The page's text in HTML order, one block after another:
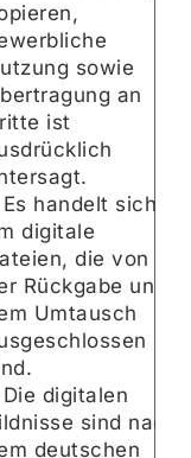
sowie
an
ist
Es handelt sich
digitale
die von
Rückgabe und
Umtausch
Die digitalen
sind nach
deutschen